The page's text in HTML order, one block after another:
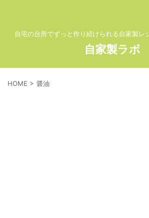
自宅の台所でずっと作り続けられる自家製レ
自家製ラボ
HOME > 醤油